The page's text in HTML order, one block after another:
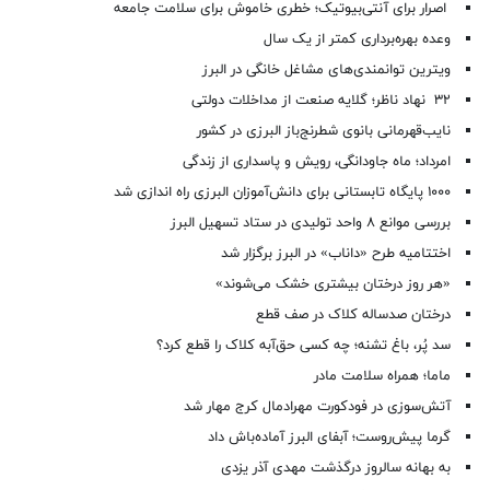
اصرار برای آنتی‌بیوتیک؛ خطری خاموش برای سلامت جامعه
وعده بهره‌برداری کمتر از یک سال
ویترین توانمندی‌های مشاغل خانگی در البرز
۳۲ نهاد ناظر؛ گلایه صنعت از مداخلات دولتی
نایب‌قهرمانی بانوی شطرنج‌باز البرزی در کشور
امرداد؛ ماه جاودانگی، رویش و پاسداری از زندگی
۱۰۰۰ پایگاه تابستانی برای دانش‌آموزان البرزی راه اندازی شد
بررسی موانع ۸ واحد تولیدی در ستاد تسهیل البرز
اختتامیه طرح «داناب» در البرز برگزار شد
«هر روز درختان بیشتری خشک می‌شوند»
درختان صدساله کلاک در صف قطع
سد پُر، باغ تشنه؛ چه کسی حق‌آبه کلاک را قطع کرد؟
ماما؛ همراه سلامت مادر
آتش‌سوزی در فودکورت مهرادمال کرج مهار شد
گرما پیش‌روست؛ آبفای البرز آماده‌باش داد
به بهانه سالروز درگذشت مهدی آذر یزدی